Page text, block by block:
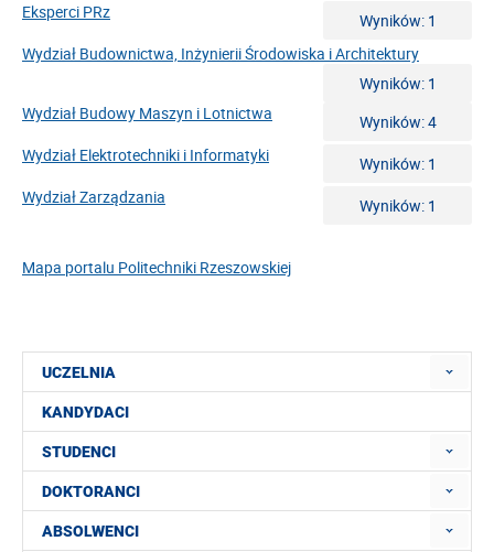
Eksperci PRz
Wyników: 1
Wydział Budownictwa, Inżynierii Środowiska i Architektury
Wyników: 1
Wydział Budowy Maszyn i Lotnictwa
Wyników: 4
Wydział Elektrotechniki i Informatyki
Wyników: 1
Wydział Zarządzania
Wyników: 1
Mapa portalu Politechniki Rzeszowskiej
UCZELNIA
KANDYDACI
STUDENCI
DOKTORANCI
ABSOLWENCI